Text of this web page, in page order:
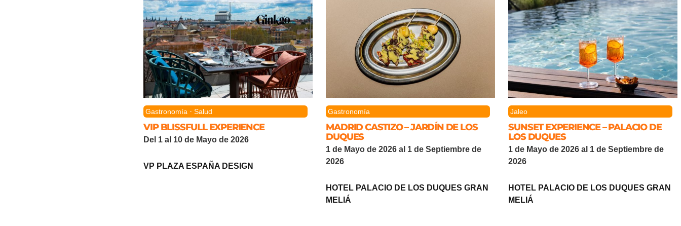
Gastronomía ·Salud
VIP BLISSFULL EXPERIENCE
Del 1 al 10 de Mayo de 2026
VP PLAZA ESPAÑA DESIGN
Gastronomía
MADRID CASTIZO – JARDÍN DE LOS
DUQUES
1 de Mayo de 2026 al 1 de Septiembre de
2026
HOTEL PALACIO DE LOS DUQUES GRAN
MELIÁ
Jaleo
SUNSET EXPERIENCE – PALACIO DE
LOS DUQUES
1 de Mayo de 2026 al 1 de Septiembre de
2026
HOTEL PALACIO DE LOS DUQUES GRAN
MELIÁ